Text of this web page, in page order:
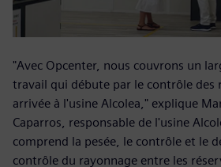
"Avec Opcenter, nous couvrons un
travail qui débute par le contrôle des
arrivée à l'usine Alcolea," explique
Caparros, responsable de l'usine
comprend la pesée, le contrôle et le
contrôle du rayonnage entre les